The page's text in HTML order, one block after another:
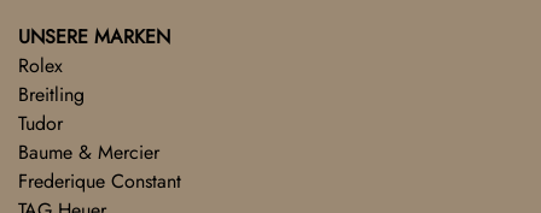
UNSERE MARKEN
Rolex
Breitling
Tudor
Baume & Mercier
Frederique Constant